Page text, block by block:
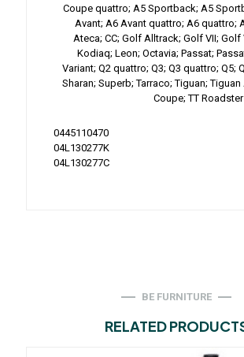
Coupe quattro; A5 Sportback; A5
Avant; A6 Avant quattro; A6 quattro;
Ateca; CC; Golf Alltrack; Golf VII; Golf
Kodiaq; Leon; Octavia; Passat;
Variant; Q2 quattro; Q3; Q3 quattro; Q5;
Sharan; Superb; Tarraco; Tiguan;
Coupe; TT Roadster
0445110470
04L130277K
04L130277C
BE FURNITURE
RELATED